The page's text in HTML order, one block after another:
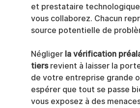
et prestataire
vous collaborez. Chacun
source potentielle de
Négliger la vérification
tiers revient à laisser la
de votre entreprise grande
espérer que tout se passe
vous exposez à des